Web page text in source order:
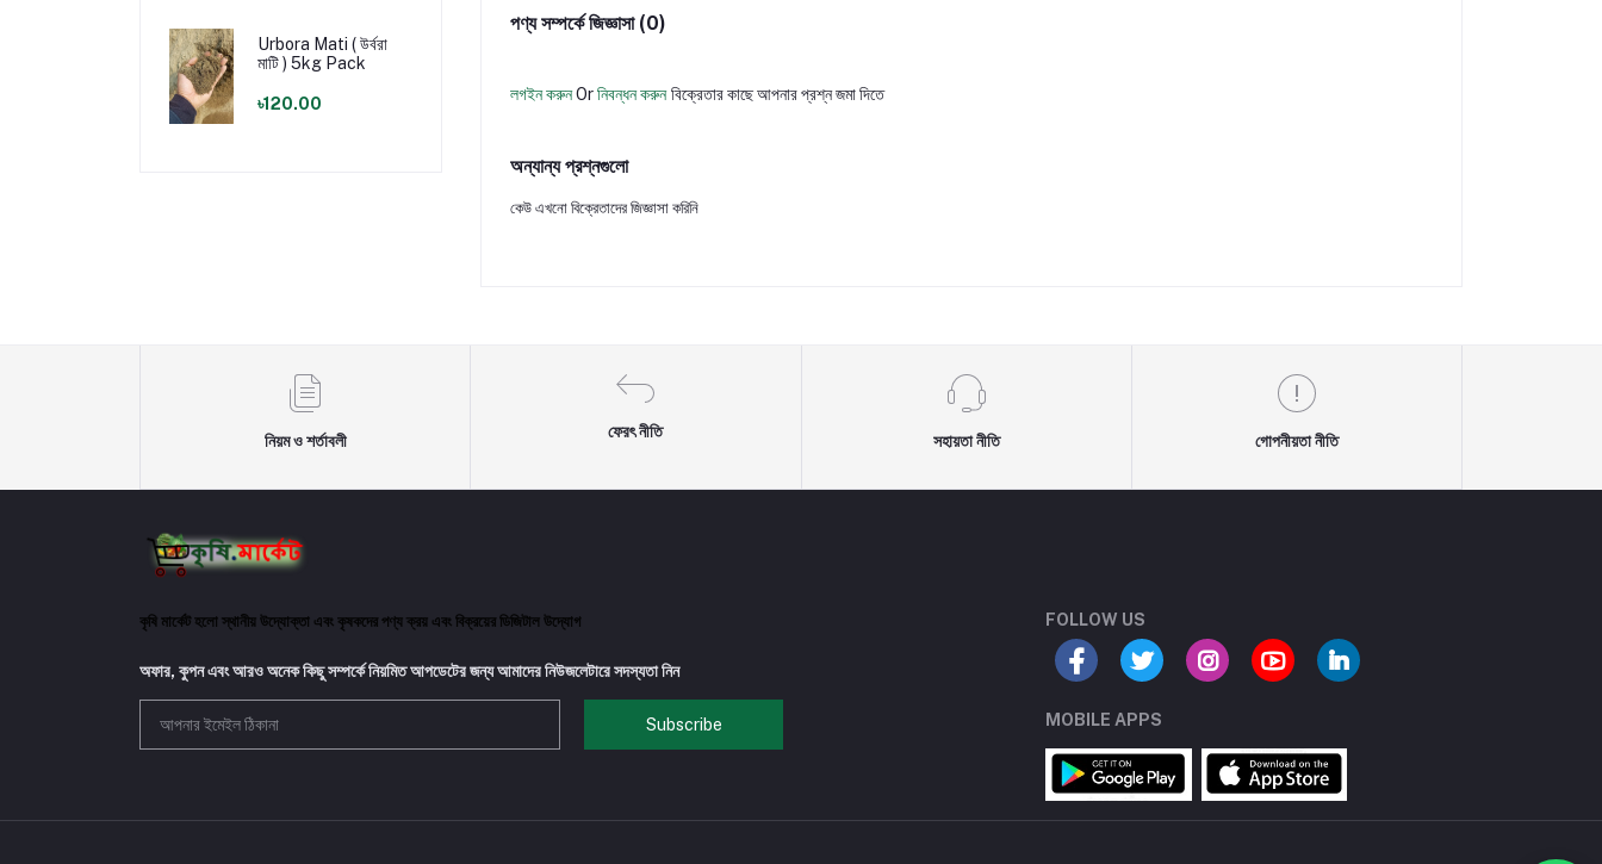
Urbora Mati ( উর্বরা
মাটি ) 5kg Pack
৳120.00
পণ্য সম্পর্কে জিজ্ঞাসা (0)
লগইন করুনOrনিবন্ধন করুন বিক্রেতার কাছে আপনার প্রশ্ন জমা দিতে
অন্যান্য প্রশ্নগুলো
কেউ এখনো বিক্রেতাদের জিজ্ঞাসা করিনি
নিয়ম ও শর্তাবলী
ফেরৎ নীতি
সহায়তা নীতি গোপনীয়তা নীতি
কৃষি মার্কেট হলো স্থানীয় উদ্যোক্তা এবং কৃষকদের পণ্য ক্রয় এবং বিক্রয়ের ডিজিটাল উদ্যোগ
অফার, কুপন এবং আরও অনেক কিছু সম্পর্কে নিয়মিত আপডেটের জন্য আমাদের নিউজলেটারে সদস্যতা নিন
Subscribe
FOLLOW US
MOBILE APPS